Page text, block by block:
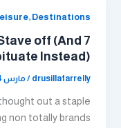
Destinations
off (And
Instead)
drusillafarrelly
/ مارس 14, 2026
out a staple
non totally brands